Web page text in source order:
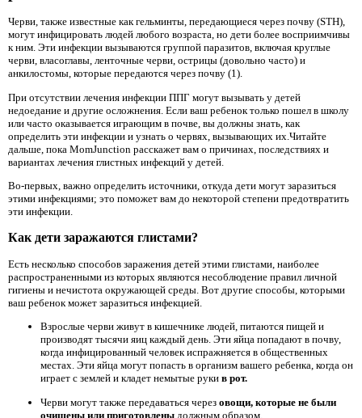
Черви, также известные как гельминты, передающиеся через почву (STH),
могут инфицировать людей любого возраста, но дети более восприимчивы
к ним. Эти инфекции вызываются группой паразитов, включая круглые
черви, власоглавы, ленточные черви, острицы (довольно часто) и
анкилостомы, которые передаются через почву (1).
При отсутствии лечения инфекции ППГ могут вызывать у детей
недоедание и другие осложнения. Если ваш ребенок только пошел в школу
или часто оказывается играющим в почве, вы должны знать, как
определить эти инфекции и узнать о червях, вызывающих их.Читайте
дальше, пока MomJunction расскажет вам о причинах, последствиях и
вариантах лечения глистных инфекций у детей.
Во-первых, важно определить источники, откуда дети могут заразиться
этими инфекциями; это поможет вам до некоторой степени предотвратить
эти инфекции.
Как дети заражаются глистами?
Есть несколько способов заражения детей этими глистами, наиболее
распространенными из которых являются несоблюдение правил личной
гигиены и нечистота окружающей среды. Вот другие способы, которыми
ваш ребенок может заразиться инфекцией.
Взрослые черви живут в кишечнике людей, питаются пищей и
производят тысячи яиц каждый день. Эти яйца попадают в почву,
когда инфицированный человек испражняется в общественных
местах. Эти яйца могут попасть в организм вашего ребенка, когда он
играет с землей и кладет немытые руки в рот.
Черви могут также передаваться через овощи, которые не были
очищены или приготовлены должным образом.